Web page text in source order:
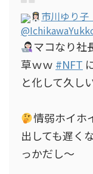
市川ゆり
マコなり社
草ｗｗ #NFT
と化して久し
情弱ホイホ
出しても遅く
っかだし〜